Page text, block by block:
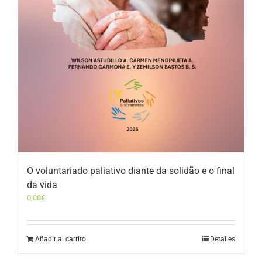
O voluntariado paliativo diante da solidão e o final
da vida
0,00€
Añadir al carrito Detalles